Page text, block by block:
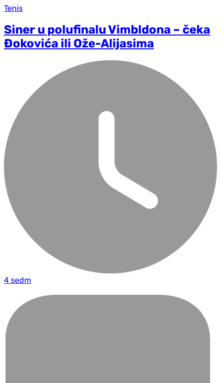
Tenis
Siner u polufinalu Vimbldona – čeka
Đokovića ili Ože-Alijasima
4 sedm